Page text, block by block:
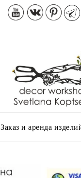
Заказ и аренда